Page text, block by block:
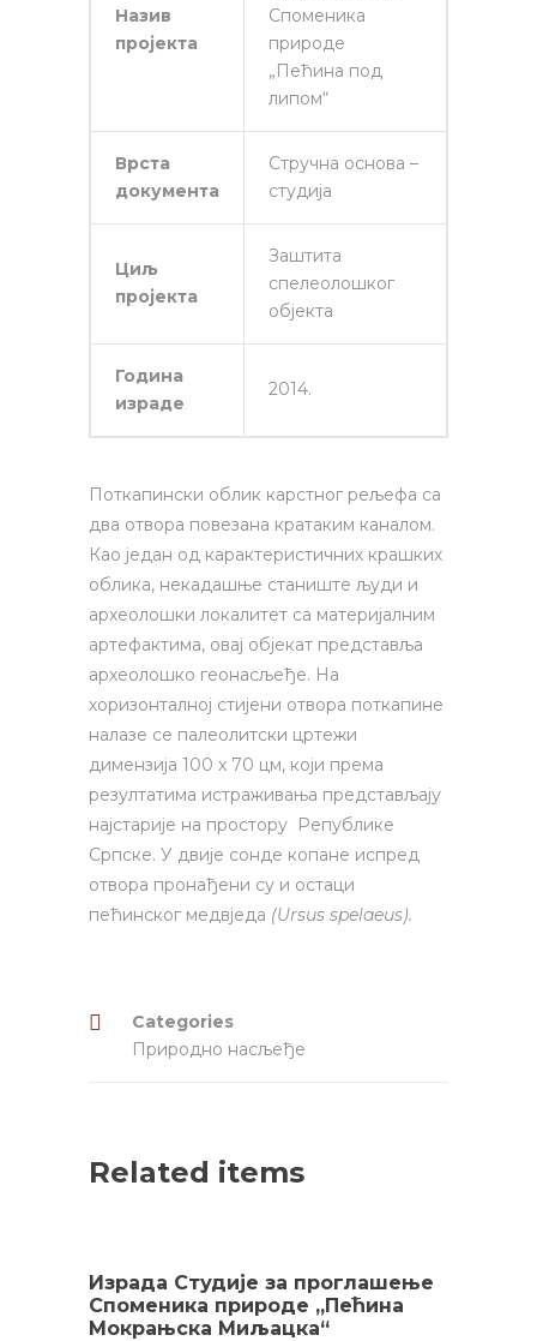
Назив
пројекта
Споменика
природе
„Пећина под
липом“
Врста
документа
Стручна основа –
студија
Циљ
пројекта
Заштита
спелеолошког
објекта
Година
израде
2014.
Поткапински облик карстног рељефа са
два отвора повезана кратаким каналом.
Као један од карактеристичних крашких
облика, некадашње станиште људи и
археолошки локалитет са материјалним
артефактима, овај објекат представља
археолошко геонасљеђе. На
хоризонталној стијени отвора поткапине
налазе се палеолитски цртежи
димензија 100 х 70 цм, који према
резултатима истраживања представљају
најстарије на простору Републике
Српске. У двије сонде копане испред
отвора пронађени су и остаци
пећинског медвједа (Ursus spelaeus).
Categories
Природно насљеђе
Related items
Израда Студије за проглашење
Споменика природе „Пећина
Мокрањска Миљацка“